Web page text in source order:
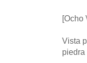
[Ocho
Vista
piedra